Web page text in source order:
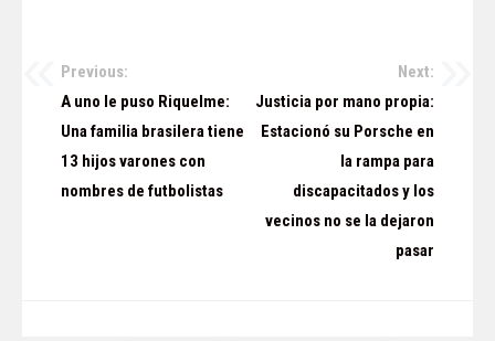
Navegación
entradas
Previous:
A uno le puso Riquelme:
Una familia brasilera tiene
13 hijos varones con
nombres de futbolistas
Next:
Justicia por mano propia:
Estacionó su Porsche en
la rampa para
discapacitados y los
vecinos no se la dejaron
pasar